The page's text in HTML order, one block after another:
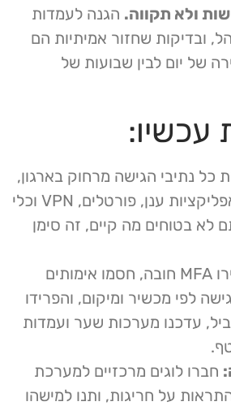
ולא תקווה. הגנה לעמדות
ובדיקות שחזור אמיתיות הם
של יום לבין שבועות של
עכשיו:
כל נתיבי הגישה מרחוק בארגון,
כולל ספקים, אפליקציות ענן, פורטלים, VPN וכלי
לא בטוחים מה קיים, זה סימן
הגדירו MFA חובה, חסמו אימותים
לפי מכשיר ומיקום, והפרידו
עדכנו מערכות שער ועמדות
חברו לוגים מרכזיים למערכת
על חריגות, ותנו למישהו